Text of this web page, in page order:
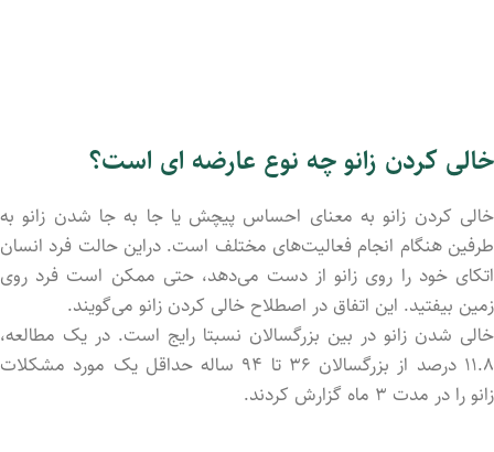
خالی کردن زانو چه نوع عارضه ای است؟
خالی کردن زانو به معنای احساس پیچش یا جا به جا شدن زانو به
طرفین هنگام انجام فعالیت‌های مختلف است. دراین حالت فرد انسان
اتکای خود را روی زانو از دست می‌دهد، حتی ممکن است فرد روی
زمین بیفتید. این اتفاق در اصطلاح خالی کردن زانو می‌گویند.
خالی شدن زانو در بین بزرگسالان نسبتا رایج است. در یک مطالعه،
۱۱.۸ درصد از بزرگسالان ۳۶ تا ۹۴ ساله حداقل یک مورد مشکلات
زانو را در مدت ۳ ماه گزارش کردند.